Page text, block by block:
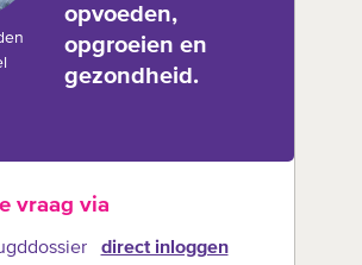
opvoeden,
opgroeien en
gezondheid.
vraag via
direct inloggen